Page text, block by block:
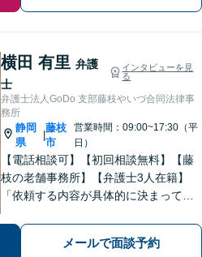
横田 有里 弁護
士
インタビューを見
る
弁護士法人GoDo 支部藤枝やいづ合同法律事
務所
静岡
県
|
藤枝
市
営業時間：09:00~17:30（平
日）
【電話相談可】【初回相談無料】【藤
枝の老舗事務所】【弁護士3人在籍】
「依頼する内容が具体的に決まってい
い」という方もまずはご相談くださ
い。相続遺言、離婚問題、交通事故、
メールで面談予約